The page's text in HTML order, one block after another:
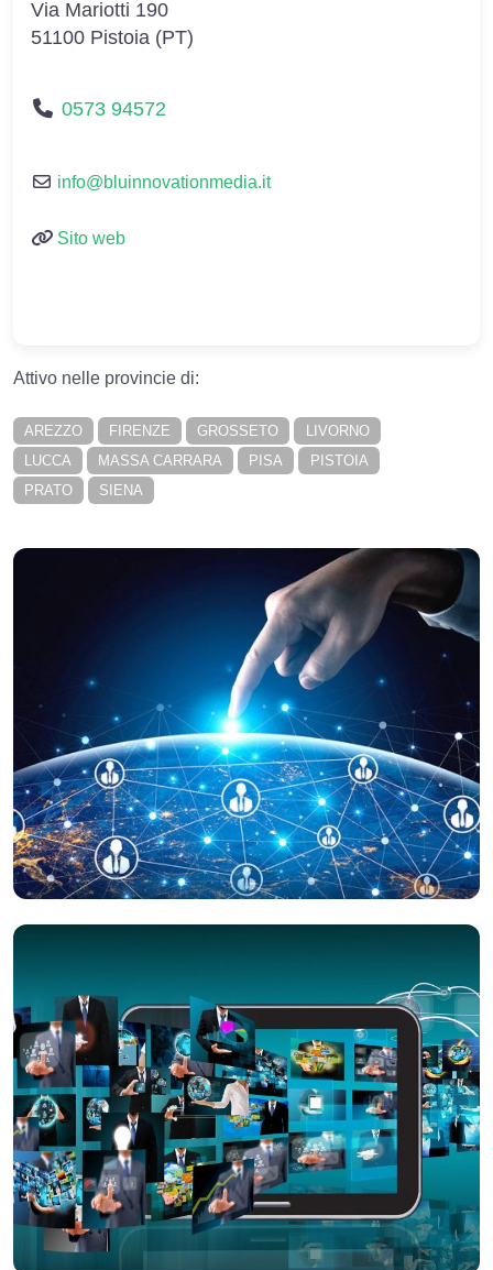
Via Mariotti 190
51100 Pistoia (PT)
0573 94572
info@bluinnovationmedia.it
Sito web
Attivo nelle provincie di:
AREZZO FIRENZE GROSSETO
LIVORNO
LUCCA
MASSA CARRARA PISA
PISTOIA
PRATO
SIENA